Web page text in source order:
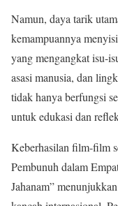
Namun, daya tarik
kemampuannya
yang mengangkat isu-
asasi manusia, dan
tidak hanya berfungsi
untuk edukasi dan
Keberhasilan film-film
Pembunuh dalam
Jahanam”